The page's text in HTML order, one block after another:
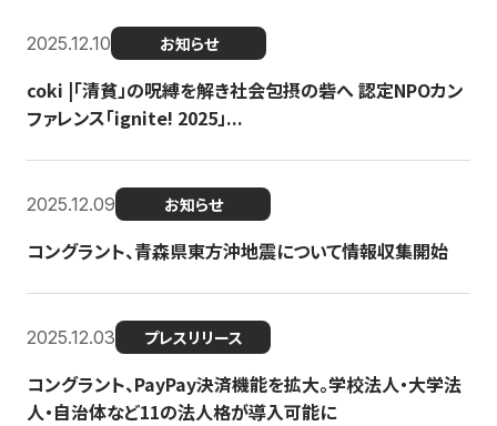
2025.12.10 お知らせ
coki |「清貧」の呪縛を解き社会包摂の砦へ 認定NPOカン
ファレンス「ignite! 2025」...
2025.12.09 お知らせ
コングラント、青森県東方沖地震について情報収集開始
2025.12.03 プレスリリース
コングラント、PayPay決済機能を拡大。学校法人・大学法
人・自治体など11の法人格が導入可能に